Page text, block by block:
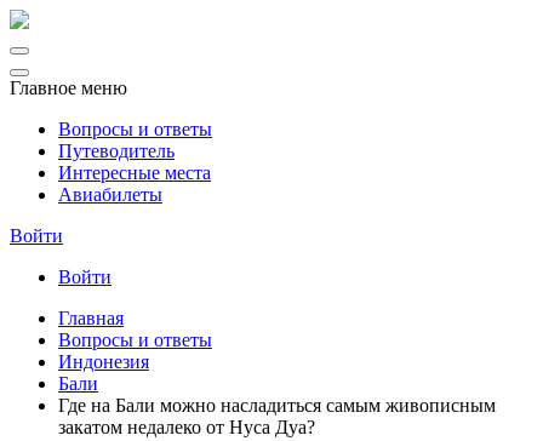
Главное меню
Вопросы и ответы
Путеводитель
Интересные места
Авиабилеты
Войти
Войти
Главная
Вопросы и ответы
Индонезия
Бали
Где на Бали можно насладиться самым живописным
закатом недалеко от Нуса Дуа?